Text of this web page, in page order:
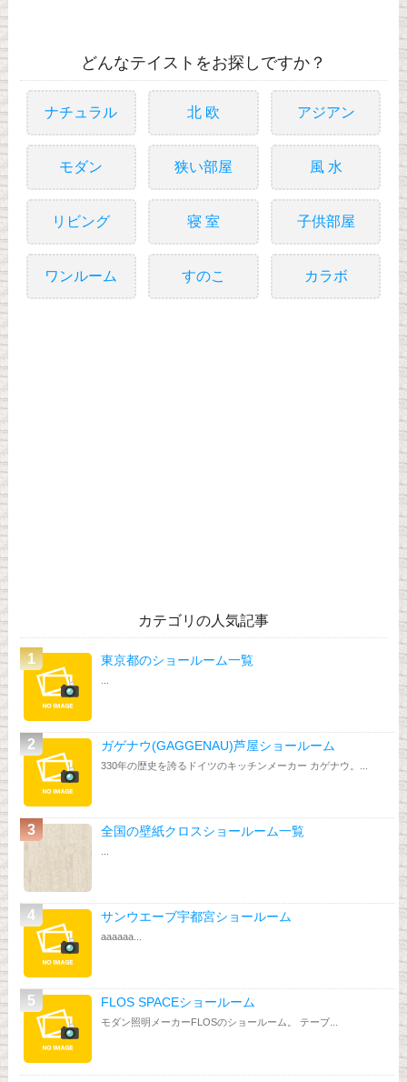
どんなテイストをお探しですか？
ナチュラル 北 欧 アジアン
モダン 狭い部屋 風 水
リビング 寝 室 子供部屋
ワンルーム すのこ カラボ
カテゴリの人気記事
東京都のショールーム一覧
ガゲナウ(GAGGENAU)芦屋ショールーム
330年の歴史を誇るドイツのキッチンメーカー カゲナウ。...
全国の壁紙クロスショールーム一覧
サンウエーブ宇都宮ショールーム
aaaaaa...
FLOS SPACEショールーム
モダン照明メーカーFLOSのショールーム。 テーブ...